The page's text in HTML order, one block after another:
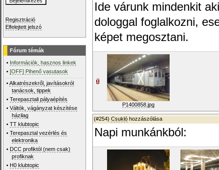
Regisztráció
Elfelejtett jelszó
Fórum témák
• Információk, hasznos linkek
•[OFF] Pihenő vasutasok
•Alkatrészekről, javításokról
tanácsok, tippek
•Terepasztali pályaépítés
•Váltók, vágányzat készítése
házilag
•TT klubtopic
•Terepasztal vezérlés és
elektronika
• DCC profiktól (nem csak)
profiknak
• H0 klubtopic
Ide várunk mindenkit
dologgal foglalkozni,
képet megosztani.
P1400858.jpg
(#254) Csukló hozzászólása
Napi munkánkból: